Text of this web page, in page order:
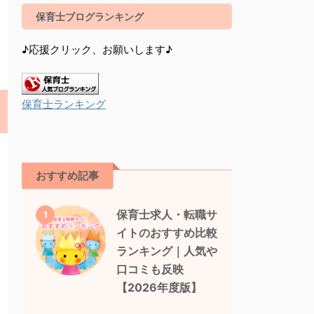
保育士ブログランキング
♪応援クリック、お願いします♪
保育士ランキング
おすすめ記事
1
保育士求人・転職サ
イトのおすすめ比較
ランキング｜人気や
口コミも反映
【2026年度版】